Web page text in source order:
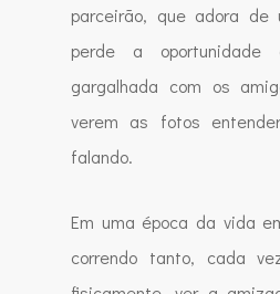
parceirão, que adora
perde a oportunidade
gargalhada com os
verem as fotos
falando.
Em uma época da vida
correndo tanto, cada